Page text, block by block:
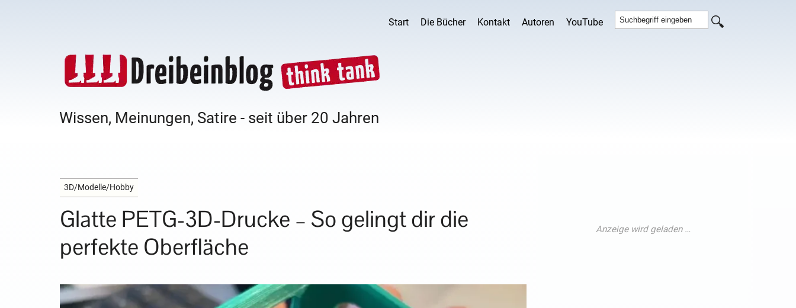
Start Die Bücher Kontakt Autoren YouTube
Wissen, Meinungen, Satire - seit über 20 Jahren
3D/Modelle/Hobby
Glatte PETG-3D-Drucke – So gelingt dir die
perfekte Oberfläche